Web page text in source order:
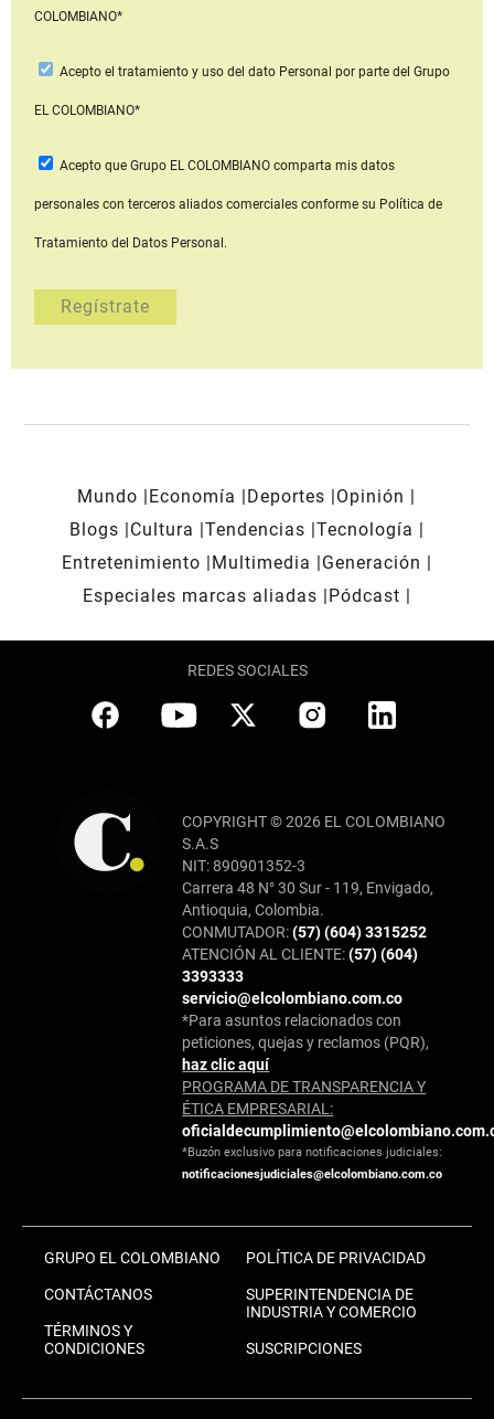
COLOMBIANO*
Acepto el tratamiento y uso del dato Personal por parte del Grupo
EL COLOMBIANO*
Acepto que Grupo EL COLOMBIANOcomparta mis datos
personales con terceros aliados comerciales conforme su Política de
Tratamiento del Datos Personal.
Mundo Economía Deportes
Opinión
Blogs
Cultura Tendencias Tecnología
Entretenimiento
Multimedia
Generación
Especiales marcas aliadas
Pódcast
REDES SOCIALES
COPYRIGHT © 2026 EL COLOMBIANO
S.A.S
NIT: 890901352-3
Carrera 48 N° 30 Sur - 119, Envigado,
Antioquia, Colombia.
CONMUTADOR:(57) (604) 3315252
ATENCIÓN AL CLIENTE:(57) (604)
3393333
servicio@elcolombiano.com.co
*Para asuntos relacionados con
peticiones, quejas y reclamos (PQR),
haz clic aquí
PROGRAMA DE TRANSPARENCIA Y
ÉTICA EMPRESARIAL:
*Buzón exclusivo para notificaciones judiciales:
notificacionesjudiciales@elcolombiano.com.co
GRUPO EL COLOMBIANO
CONTÁCTANOS
TÉRMINOS Y
CONDICIONES
POLÍTICA DE PRIVACIDAD
SUPERINTENDENCIA DE
INDUSTRIA Y COMERCIO
SUSCRIPCIONES